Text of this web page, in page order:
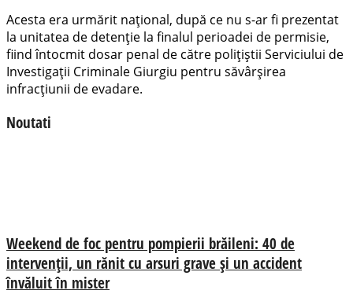
Acesta era urmărit național, după ce nu s-ar fi prezentat
la unitatea de detenție la finalul perioadei de permisie,
fiind întocmit dosar penal de către polițiștii Serviciului de
Investigații Criminale Giurgiu pentru săvârșirea
infracțiunii de evadare.
Noutati
Weekend de foc pentru pompierii brăileni: 40 de
intervenții, un rănit cu arsuri grave și un accident
învăluit în mister